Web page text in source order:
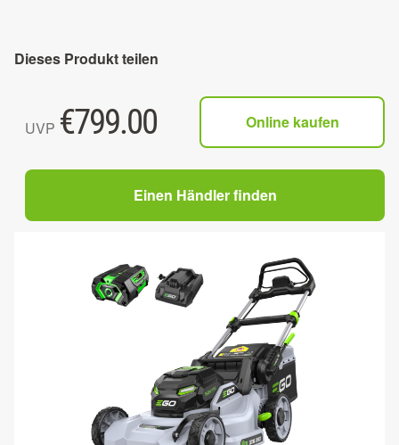
Dieses Produkt teilen
UVP €799.00 Online kaufen
Einen Händler finden